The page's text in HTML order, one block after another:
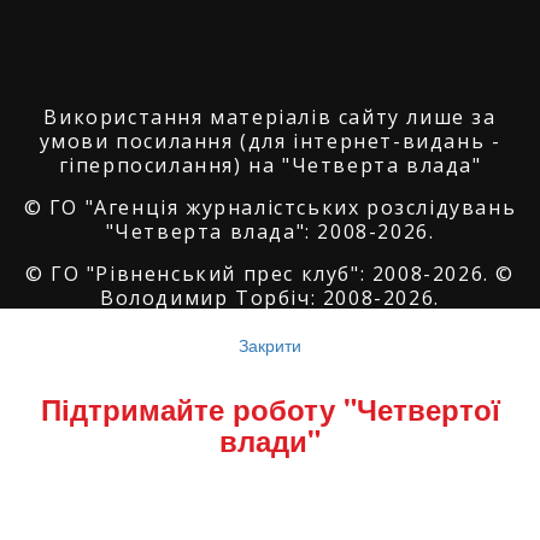
Використання матеріалів сайту лише за
умови посилання (для інтернет-видань -
гіперпосилання) на "Четверта влада"
© ГО "Агенція журналістських розслідувань
"Четверта влада": 2008-2026.
© ГО "Рівненський прес клуб": 2008-2026. ©
Володимир Торбіч: 2008-2026.
SoftGroup
Reserved
Закрити
Підтримайте роботу "Четвертої
влади"